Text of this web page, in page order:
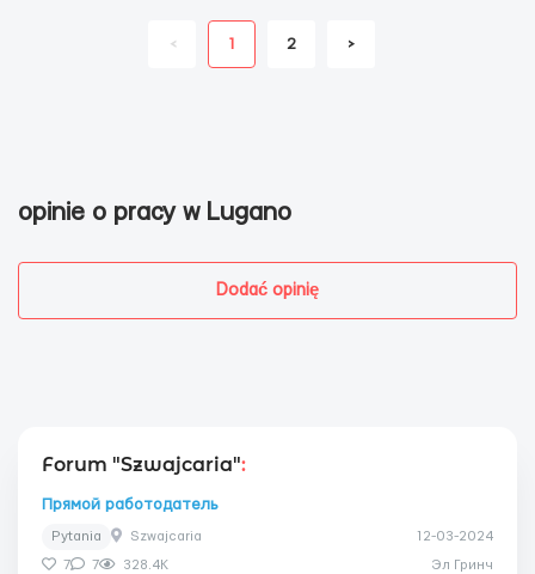
< 1 2 >
opinie o pracy w Lugano
Dodać opinię
Forum "Szwajcaria":
Прямой работодатель
Pytania Szwajcaria 12-03-2024
7 7 328.4K Эл Гринч